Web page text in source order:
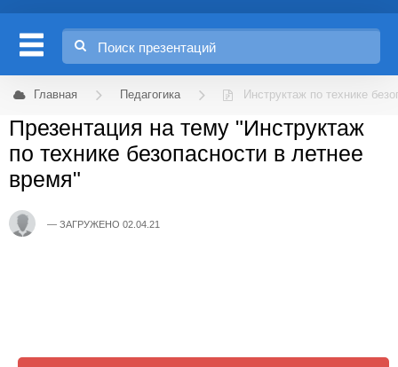
Главная Педагогика Инструктаж по технике
Презентация на тему "Инструктаж
по технике безопасности в летнее
время"
ЗАГРУЖЕНО 02.04.21